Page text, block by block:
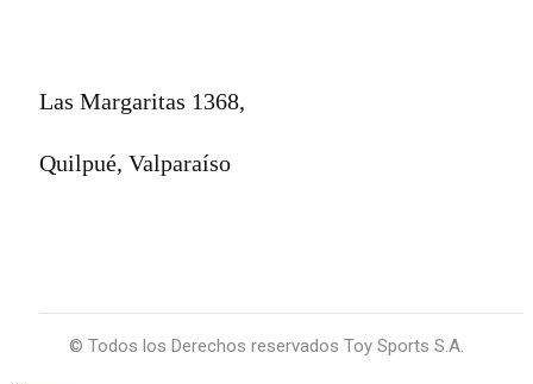
Las Margaritas 1368,
Quilpué, Valparaíso
© Todos los Derechos reservados Toy Sports S.A.